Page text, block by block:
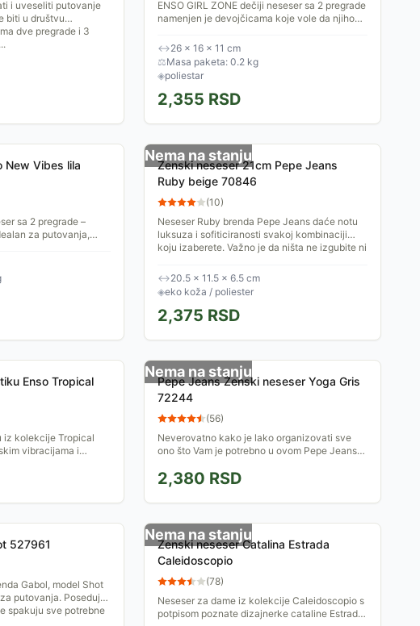
i uveseliti putovanje
biti u društvu
dve pregrade i 3
ENSO GIRL ZONE dečiji neseser sa 2 pregrade
namenjen je devojčicama koje vole da njihove
pri ruci.
↔26 × 16 × 11 cm
⚖Masa paketa: 0.2 kg
◈poliestar
2,355 RSD
New Vibes lila
sa 2 pregrade –
za putovanja,
bilo kod...
Nema na stanju
Ženski neseser 21cm Pepe Jeans
Ruby beige 70846
(10)
Neseser Ruby brenda Pepe Jeans daće notu
luksuza i sofiticiranosti svakoj kombinaciji
koju izaberete. Važno je da ništa ne izgubite ni
↔20.5 × 11.5 × 6.5 cm
◈eko koža / poliester
2,375 RSD
Enso Tropical
iz kolekcije Tropical
vibracijama i
Nema na stanju
Pepe Jeans Ženski neseser Yoga Gris
72244
(56)
Neverovatno kako je lako organizovati sve
ono što Vam je potrebno u ovom Pepe Jeans
zadnji džep za...
2,380 RSD
527961
Gabol, model Shot
putovanja. Poseduje
spakuju sve potrebne
Nema na stanju
Ženski neseser Catalina Estrada
Caleidoscopio
(78)
Neseser za dame iz kolekcije Caleidoscopio s
potpisom poznate dizajnerke cataline Estrade,